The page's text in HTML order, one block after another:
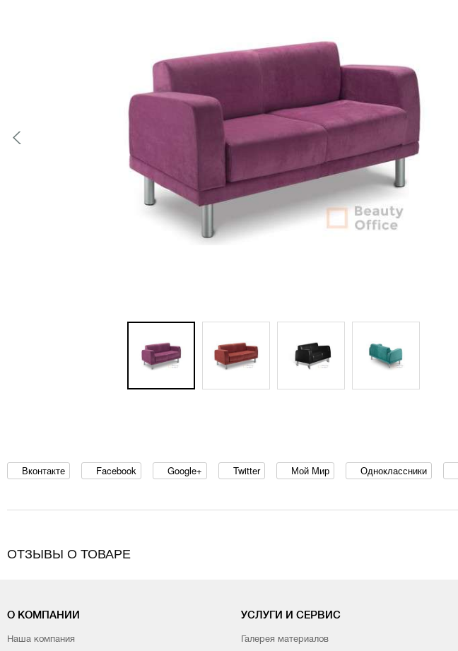
Вконтакте Facebook Google+ Twitter Мой Мир Одноклассники
ОТЗЫВЫ О ТОВАРЕ
О КОМПАНИИ
Наша компания
УСЛУГИ И СЕРВИС
Галерея материалов